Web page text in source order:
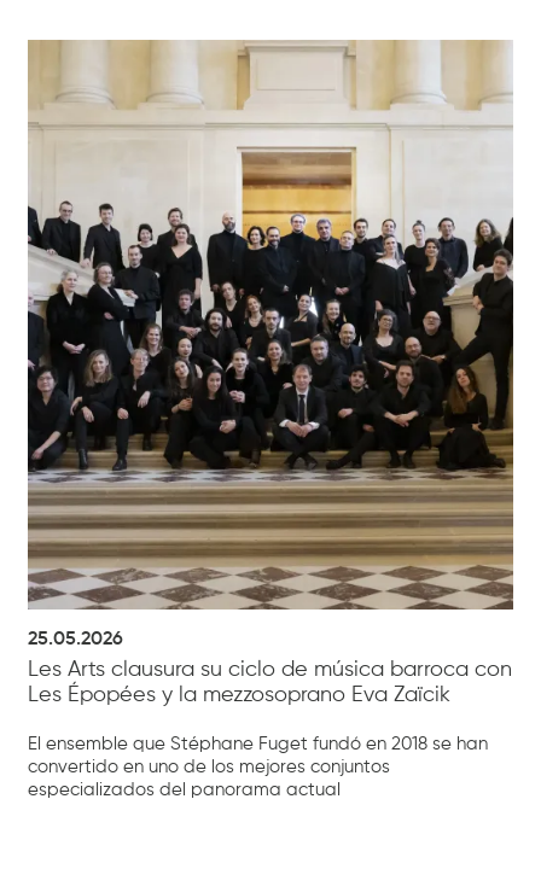
25.05.2026
Les Arts clausura su ciclo de música barroca con
Les Épopées y la mezzosoprano Eva Zaïcik
El ensemble que Stéphane Fuget fundó en 2018 se han
convertido en uno de los mejores conjuntos
especializados del panorama actual